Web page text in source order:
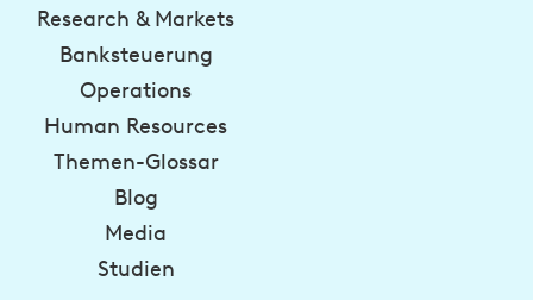
Research & Markets
Banksteuerung
Operations
Human Resources
Themen-Glossar
Blog
Media
Studien